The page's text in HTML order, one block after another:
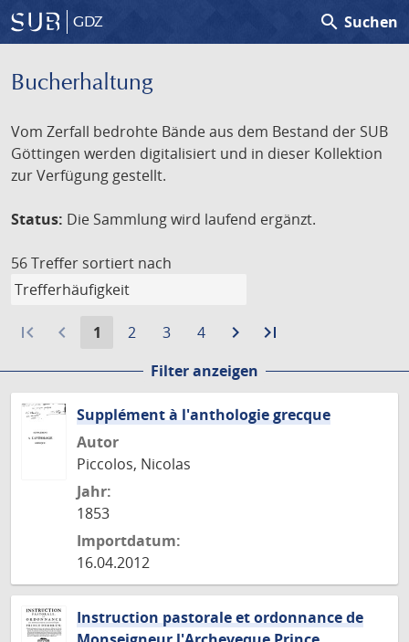
GDZ search Suchen
Bucherhaltung
Vom Zerfall bedrohte Bände aus dem Bestand der SUB
Göttingen werden digitalisiert und in dieser Kollektion
zur Verfügung gestellt.
Status: Die Sammlung wird laufend ergänzt.
56 Treffer sortiert nach
first_page navigate_before
Aktuelle
1
Gehe
Seite
2
Gehe
Seite
3
Gehe
Seite
4 navigate_next
Zur
Seite
last_page
Seite
Filter anzeigen
Supplément à l'anthologie grecque
Autor
Piccolos, Nicolas
Jahr:
1853
Importdatum:
16.04.2012
Instruction pastorale et ordonnance de